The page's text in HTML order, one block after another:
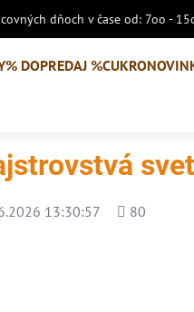
dňoch v čase od: 7oo -
% DOPREDAJ %
13:30:57
Počet
80